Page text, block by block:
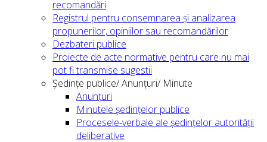
recomandări
Registrul pentru consemnarea și analizarea
propunerilor, opiniilor sau recomandărilor
Dezbateri publice
Proiecte de acte normative pentru care nu mai
pot fi transmise sugestii
Ședințe publice/ Anunțuri/ Minute
Anunțuri
Minutele ședințelor publice
Procesele-verbale ale ședințelor autorității
deliberative